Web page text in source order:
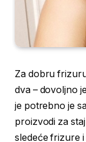
Za dobru
dva – dovoljno
je potrebno je
proizvodi za
sledeće frizure i